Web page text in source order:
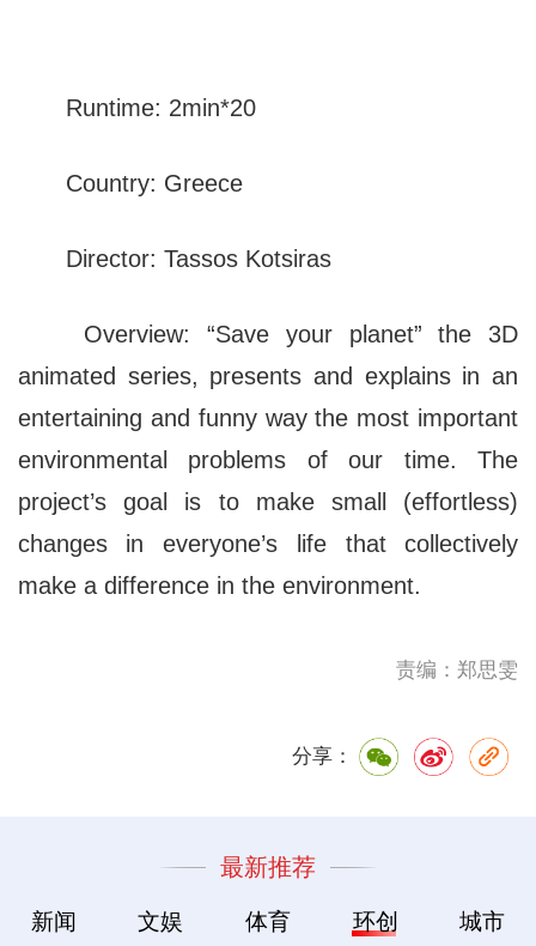
Runtime: 2min*20
Country: Greece
Director: Tassos Kotsiras
Overview: “Save your planet” the 3D
animated series, presents and explains in an
entertaining and funny way the most important
environmental problems of our time. The
project’s goal is to make small (effortless)
changes in everyone’s life that collectively
make a difference in the environment.
责编：郑思雯
分享：
最新推荐
新闻 文娱 体育 环创 城市